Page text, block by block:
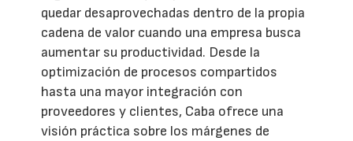
quedar desaprovechadas dentro de la propia
cadena de valor cuando una empresa busca
aumentar su productividad. Desde la
optimización de procesos compartidos
hasta una mayor integración con
proveedores y clientes, Caba ofrece una
visión práctica sobre los márgenes de